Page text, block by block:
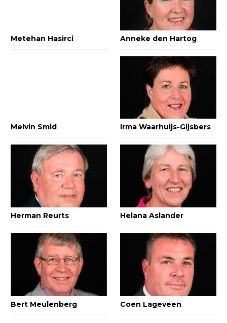
Metehan Hasirci Anneke den Hartog
Melvin Smid Irma Waarhuijs-Gijsbers
Herman Reurts Helana Aslander
Bert Meulenberg Coen Lageveen